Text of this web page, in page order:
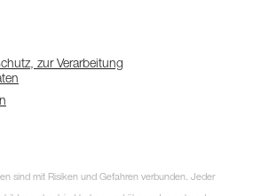
zur Verarbeitung
sind mit Risiken und Gefahren verbunden. Jeder